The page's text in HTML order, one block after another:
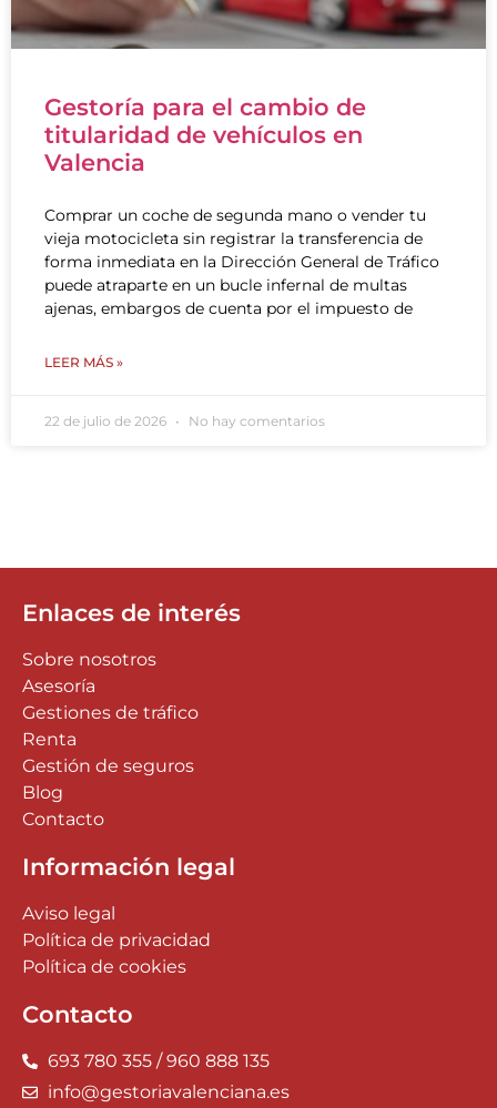
Gestoría para el cambio de
titularidad de vehículos en
Valencia
Comprar un coche de segunda mano o vender tu
vieja motocicleta sin registrar la transferencia de
forma inmediata en la Dirección General de Tráfico
puede atraparte en un bucle infernal de multas
ajenas, embargos de cuenta por el impuesto de
LEER MÁS »
22 de julio de 2026 No hay comentarios
Enlaces de interés
Sobre nosotros
Asesoría
Gestiones de tráfico
Renta
Gestión de seguros
Blog
Contacto
Información legal
Aviso legal
Política de privacidad
Política de cookies
Contacto
693 780 355 / 960 888 135
info@gestoriavalenciana.es